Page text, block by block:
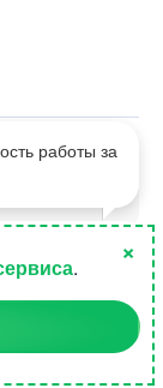
1
работы за
.
×